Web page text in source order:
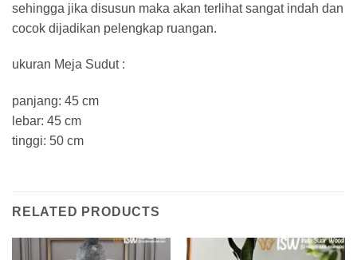
sehingga jika disusun maka akan terlihat sangat indah dan
cocok dijadikan pelengkap ruangan.
ukuran Meja Sudut :
panjang: 45 cm
lebar: 45 cm
tinggi: 50 cm
RELATED PRODUCTS